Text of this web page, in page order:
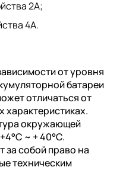
2А;
4А.
от уровня
батареи
отличаться от
характеристиках.
окружающей
~ + 40°C.
за собой право на
техническим